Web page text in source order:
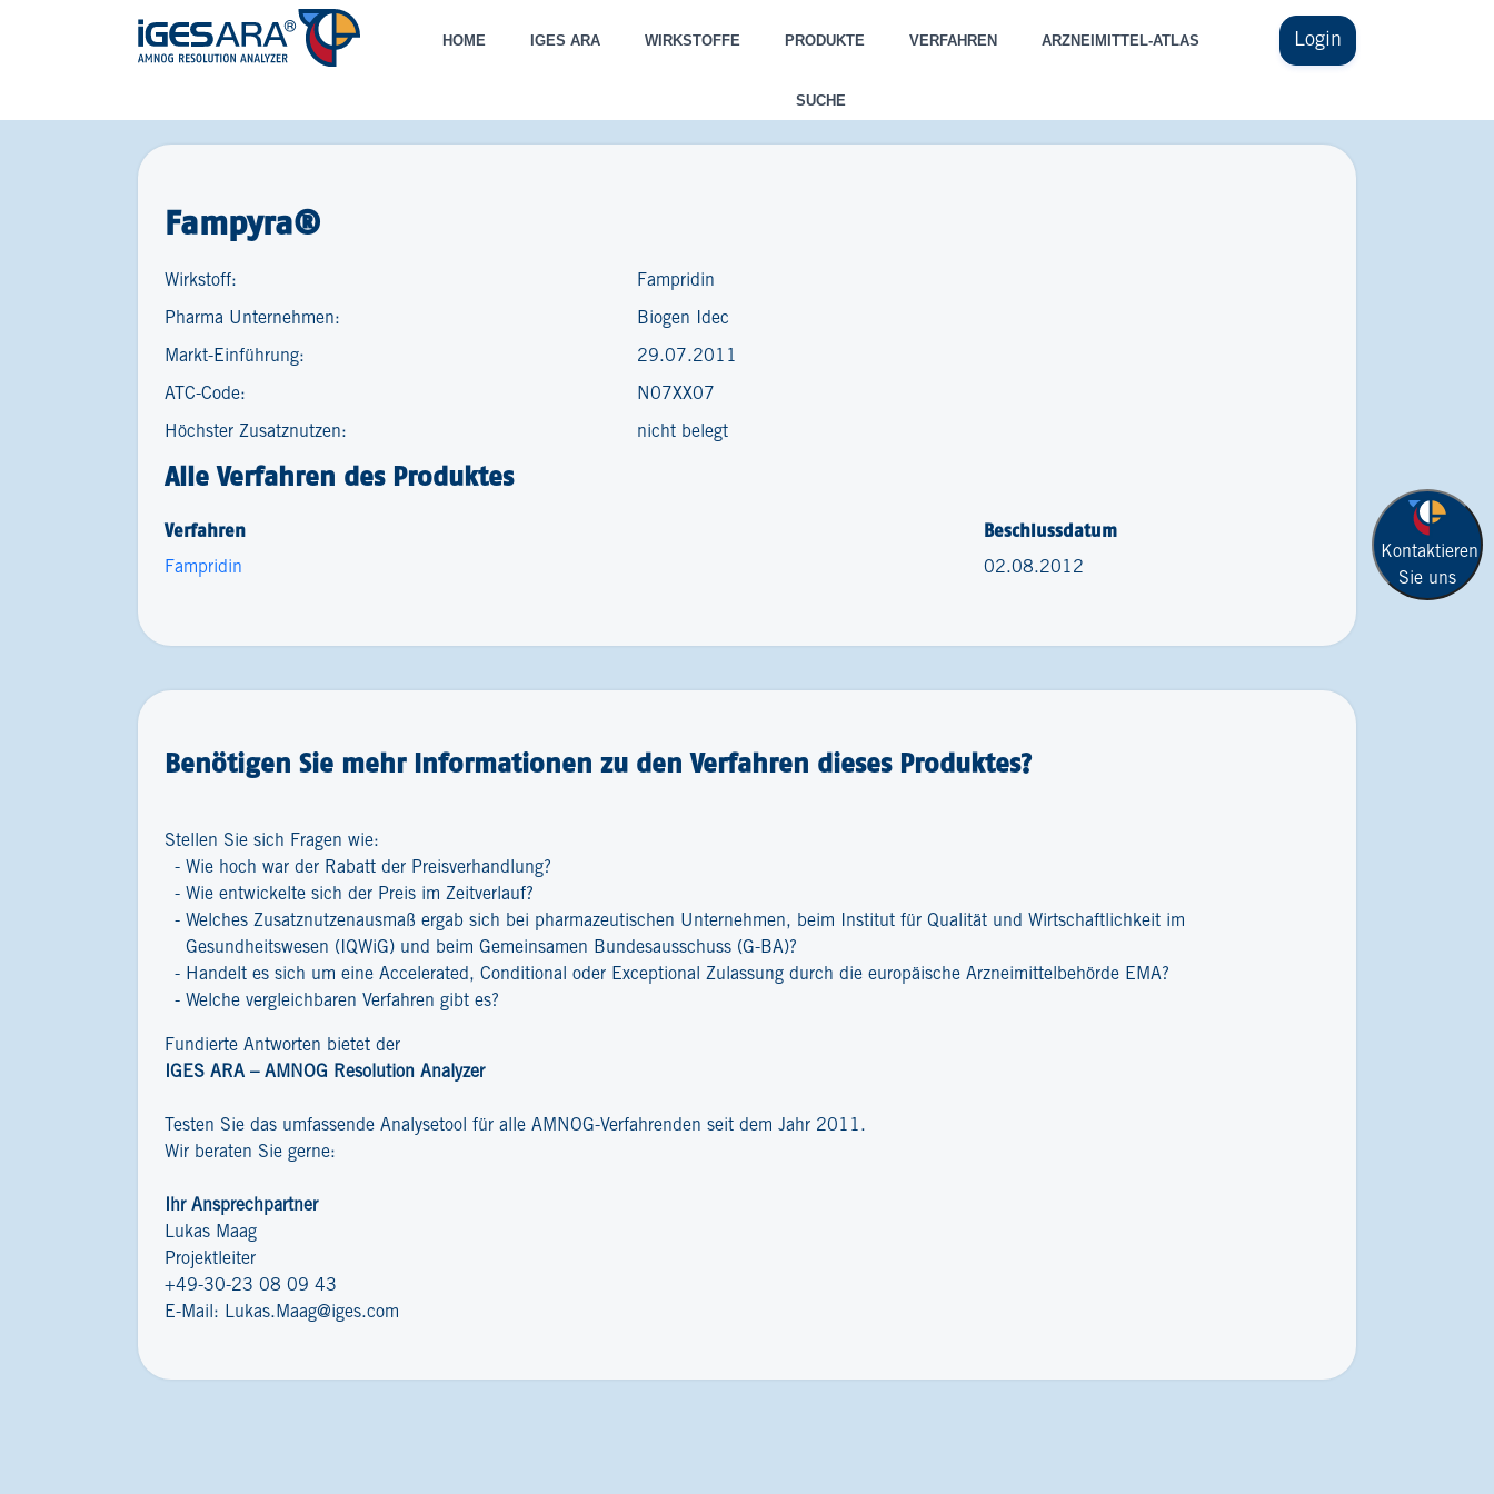
Login
HOME IGES ARA WIRKSTOFFE PRODUKTE VERFAHREN ARZNEIMITTEL-ATLAS
SUCHE
Kontaktieren
Sie uns
Fampyra®
Wirkstoff: Fampridin
Pharma Unternehmen: Biogen Idec
Markt-Einführung: 29.07.2011
ATC-Code: N07XX07
Höchster Zusatznutzen: nicht belegt
Alle Verfahren des Produktes
Verfahren Beschlussdatum
Fampridin 02.08.2012
Benötigen Sie mehr Informationen zu den Verfahren dieses Produktes?
Stellen Sie sich Fragen wie:
Wie hoch war der Rabatt der Preisverhandlung?
Wie entwickelte sich der Preis im Zeitverlauf?
Welches Zusatznutzenausmaß ergab sich bei pharmazeutischen Unternehmen, beim Institut für Qualität und Wirtschaftlichkeit im
Gesundheitswesen (IQWiG) und beim Gemeinsamen Bundesausschuss (G-BA)?
Handelt es sich um eine Accelerated, Conditional oder Exceptional Zulassung durch die europäische Arzneimittelbehörde EMA?
Welche vergleichbaren Verfahren gibt es?
Fundierte Antworten bietet der
IGES ARA – AMNOG Resolution Analyzer
Testen Sie das umfassende Analysetool für alle AMNOG-Verfahrenden seit dem Jahr 2011.
Wir beraten Sie gerne:
Ihr Ansprechpartner
Lukas Maag
Projektleiter
+49-30-23 08 09 43
E-Mail: Lukas.Maag@iges.com